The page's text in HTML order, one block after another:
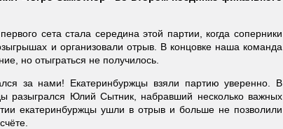
сета стала середина этой партии, когда соперники
и организовали отрыв. В концовке наша команда
но отыграться не получилось.
за нами! Екатеринбуржцы взяли партию уверенно. В
разыгрался Юлий Сытник, набравший несколько важных
екатеринбуржцы ушли в отрыв и больше не позволили